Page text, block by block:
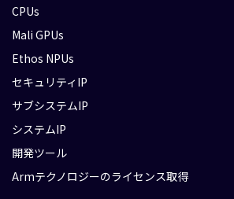
CPUs
Mali GPUs
Ethos NPUs
セキュリティIP
サブシステムIP
システムIP
開発ツール
Armテクノロジーのライセンス取得